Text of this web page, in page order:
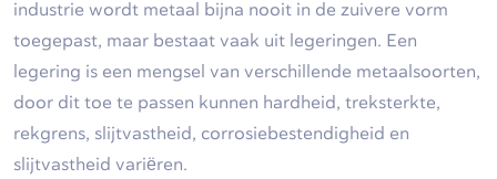
industrie wordt metaal bijna nooit in de zuivere vorm
toegepast, maar bestaat vaak uit legeringen. Een
legering is een mengsel van verschillende metaalsoorten,
door dit toe te passen kunnen hardheid, treksterkte,
rekgrens, slijtvastheid, corrosiebestendigheid en
slijtvastheid variëren.